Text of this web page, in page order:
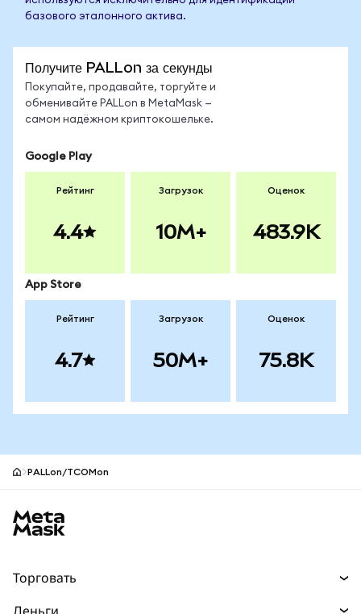
базового эталонного актива.
Получите PALLon за секунды
Покупайте, продавайте, торгуйте и
обменивайте PALLon в MetaMask —
самом надёжном криптокошельке.
Google Play
Рейтинг
4.4
Загрузок
10M+
Оценок
483.9K
App Store
Рейтинг
4.7
Загрузок
50M+
Оценок
75.8K
PALLon/TCOMon
Торговать
Деньги